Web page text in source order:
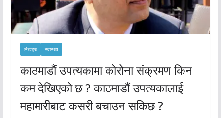
लेखहरु स्वास्थ्य
काठमाडौं उपत्यकामा कोरोना संक्रमण किन
कम देखिएको छ ? काठमाडौं उपत्यकालाई
महामारीबाट कसरी बचाउन सकिछ ?